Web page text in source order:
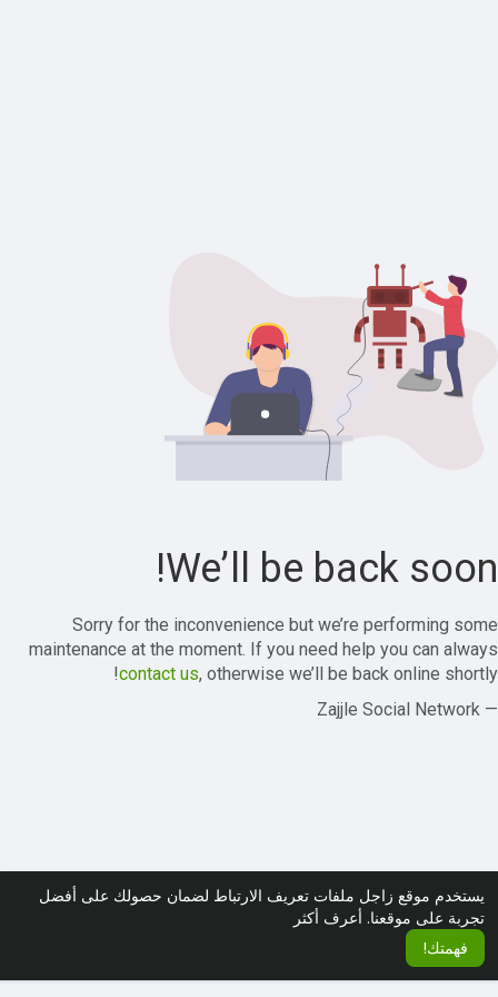
يستخدم موقع زاجل ملفات تعريف الارتباط لضمان حصولك على أفضل
تجربة على موقعنا. أعرف أكثر
فهمتك!
We’ll be back soon!
Sorry for the inconvenience but we’re performing some
maintenance at the moment. If you need help you can always
contact us, otherwise we’ll be back online shortly!
— Zajjle Social Network